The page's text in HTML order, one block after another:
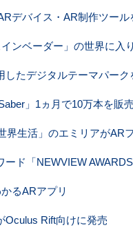
デバイス・AR制作ツール
ンベーダー」の世界に入
したデジタルテーマパーク
」1ヵ月で10万本を販売
界生活」のエミリアがAR
ド「NEWVIEW
るARアプリ
Oculus Rift向けに発売